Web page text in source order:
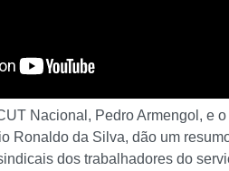
Nacional, Pedro Armengol, e
Ronaldo da Silva, dão um
dos trabalhadores do